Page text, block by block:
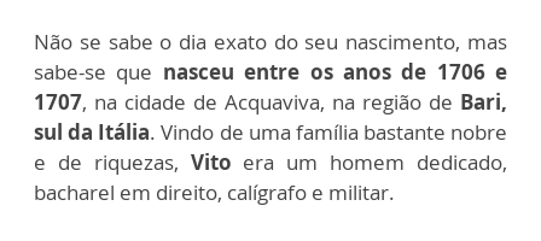
Não se sabe o dia exato do seu nascimento, mas
sabe-se que nasceu entre os anos de 1706 e
1707, na cidade de Acquaviva, na região de Bari,
sul da Itália. Vindo de uma família bastante nobre
e de riquezas, Vito era um homem dedicado,
bacharel em direito, calígrafo e militar.